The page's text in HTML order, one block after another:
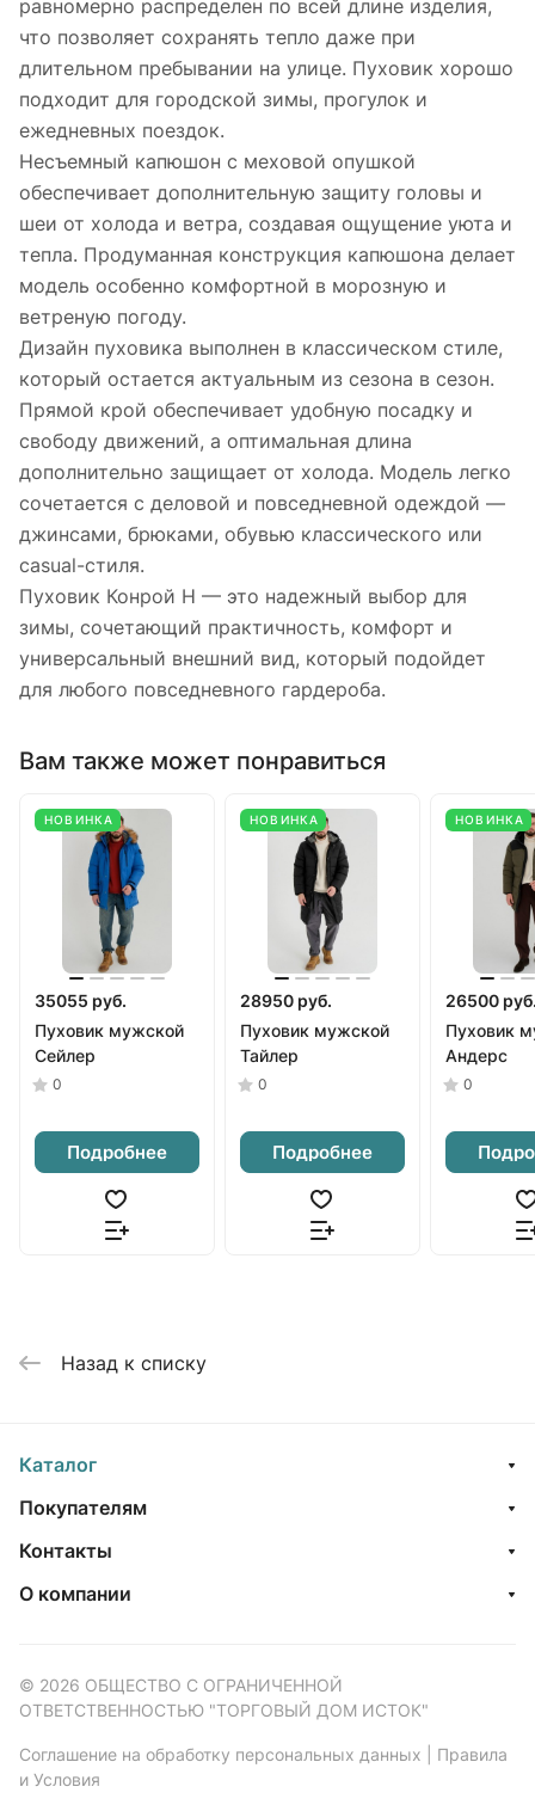
равномерно распределен по всей длине изделия,
что позволяет сохранять тепло даже при
длительном пребывании на улице. Пуховик хорошо
подходит для городской зимы, прогулок и
ежедневных поездок.
Несъемный капюшон с меховой опушкой
обеспечивает дополнительную защиту головы и
шеи от холода и ветра, создавая ощущение уюта и
тепла. Продуманная конструкция капюшона делает
модель особенно комфортной в морозную и
ветреную погоду.
Дизайн пуховика выполнен в классическом стиле,
который остается актуальным из сезона в сезон.
Прямой крой обеспечивает удобную посадку и
свободу движений, а оптимальная длина
дополнительно защищает от холода. Модель легко
сочетается с деловой и повседневной одеждой —
джинсами, брюками, обувью классического или
casual-стиля.
Пуховик Конрой Н — это надежный выбор для
зимы, сочетающий практичность, комфорт и
универсальный внешний вид, который подойдет
для любого повседневного гардероба.
Вам также может понравиться
НОВИНКА
35055 руб.
Пуховик мужской
Сейлер
0
Подробнее
НОВИНКА
28950 руб.
Пуховик мужской
Тайлер
0
Подробнее
НОВИНКА
26500
Пуховик
Андерс
0
Назад к списку
Каталог
Покупателям
Контакты
О компании
© 2026 ОБЩЕСТВО С ОГРАНИЧЕННОЙ
ОТВЕТСТВЕННОСТЬЮ "ТОРГОВЫЙ ДОМ ИСТОК"
Соглашение на обработку персональных данных
Правила
и Условия